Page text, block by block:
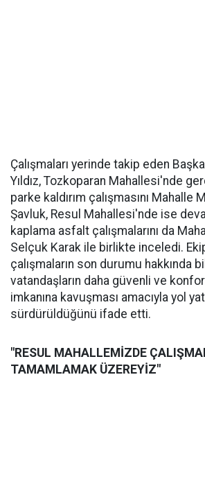
Çalışmaları yerinde takip eden
Yıldız, Tozkoparan Mahallesi'nde
parke kaldırım çalışmasını Mahalle
Şavluk, Resul Mahallesi'nde ise
kaplama asfalt çalışmalarını da
Selçuk Karak ile birlikte inceledi.
çalışmaların son durumu hakkında
vatandaşların daha güvenli ve
imkanına kavuşması amacıyla yol
sürdürüldüğünü ifade etti.
"RESUL MAHALLEMİZDE
TAMAMLAMAK ÜZEREYİZ"